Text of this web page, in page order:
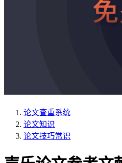
论文查重系统
论文知识
论文技巧常识